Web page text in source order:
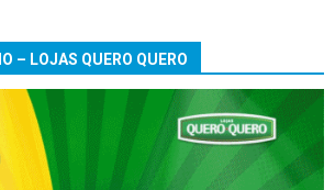
– LOJAS QUERO QUERO